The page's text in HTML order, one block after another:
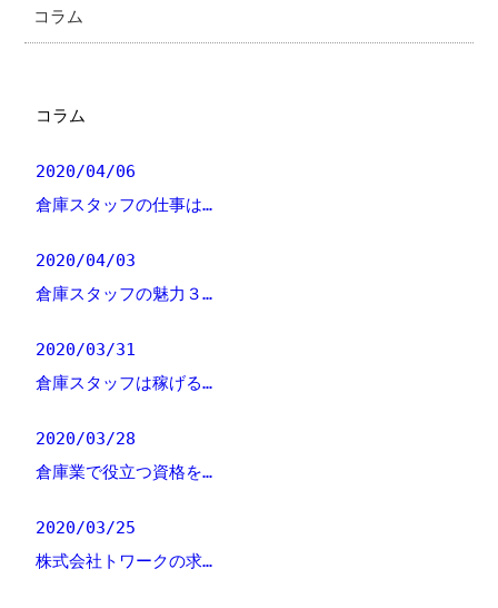
コラム
コラム
2020/04/06
倉庫スタッフの仕事は…
2020/04/03
倉庫スタッフの魅力３…
2020/03/31
倉庫スタッフは稼げる…
2020/03/28
倉庫業で役立つ資格を…
2020/03/25
株式会社トワークの求…